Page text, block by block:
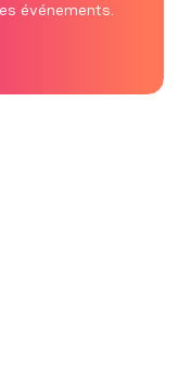
événements.